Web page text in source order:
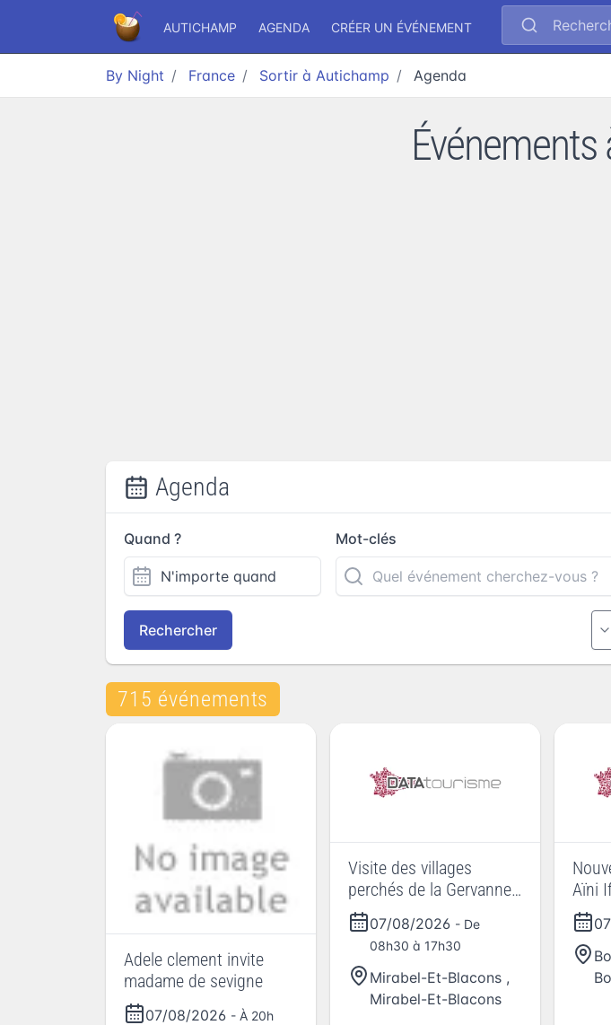
AUTICHAMP AGENDA CRÉER UN ÉVÉNEMENT
By Night France Sortir à Autichamp Agenda
Agenda
Quand ? Mot-clés
Rechercher
715 événements
Adele clement invite
madame de sevigne
07/08/2026 - À 20h
Visite des villages
perchés de la Gervanne
avec Andarta
07/08/2026 - De
08h30 à 17h30
Mirabel-Et-Blacons ,
Mirabel-Et-Blacons
Aïni